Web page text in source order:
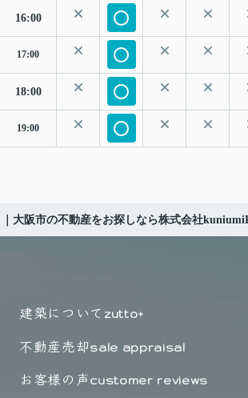
16:00
17:00
18:00
19:00
｜大阪市の不動産をお探しなら株式会社
建築について zutto+
不動産売却sale appraisal
お客様の声customer reviews